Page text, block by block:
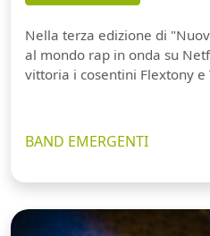
Nella terza edizione di
al mondo rap in onda su
vittoria i cosentini Flextony e
BAND EMERGENTI